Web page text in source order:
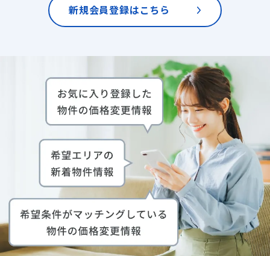
新規会員登録はこちら